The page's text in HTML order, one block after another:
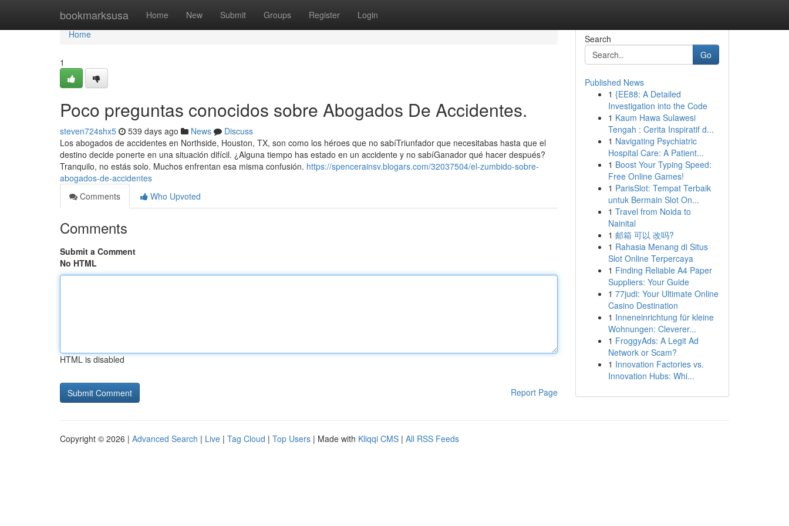
bookmarksusa Home New Submit Groups Register Login
Home
Home
1
Poco preguntas conocidos sobre Abogados De Accidentes.
steven724shx5 539 days ago News
Discuss
Los abogados de accidentes en Northside, Houston, TX, son como los héroes que no sabíTriunfador que necesitabas hasta que el
destino decide ponerte en una situación difícil. ¿Alguna tiempo has estado en un accidente y no sabíGanador qué hacer después?
Tranquilo, no estás solo. Muchos enfrentan esa misma confusión. https://spencerainsv.blogars.com/32037504/el-zumbido-sobre-
abogados-de-accidentes
Comments
Who Upvoted
Comments
Submit a Comment
No HTML
HTML is disabled
Report Page
Search
Go
Published News
1 {EE88: A Detailed
Investigation into the Code
1 Kaum Hawa Sulawesi
Tengah : Cerita Inspiratif d...
1 Navigating Psychiatric
Hospital Care: A Patient...
1 Boost Your Typing Speed:
Free Online Games!
1 ParisSlot: Tempat Terbaik
untuk Bermain Slot On...
1 Travel from Noida to
Nainital
1 邮箱 可以 改吗?
1 Rahasia Menang di Situs
Slot Online Terpercaya
1 Finding Reliable A4 Paper
Suppliers: Your Guide
1 77judi: Your Ultimate Online
Casino Destination
1 Inneneinrichtung für kleine
Wohnungen: Cleverer...
1 FroggyAds: A Legit Ad
Network or Scam?
1 Innovation Factories vs.
Innovation Hubs: Whi...
Copyright © 2026 | Advanced Search | Live | Tag Cloud | Top Users | Made with Kliqqi CMS | All RSS Feeds